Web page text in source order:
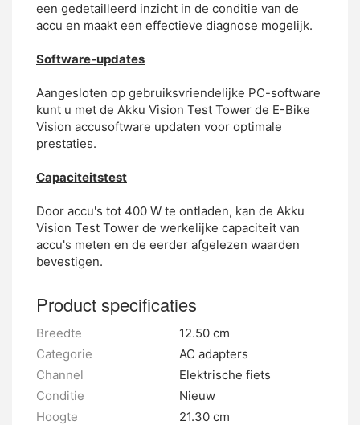
een gedetailleerd inzicht in de conditie van de
accu en maakt een effectieve diagnose mogelijk.
Software-updates
Aangesloten op gebruiksvriendelijke PC-software
kunt u met de Akku Vision Test Tower de E-Bike
Vision accusoftware updaten voor optimale
prestaties.
Capaciteitstest
Door accu's tot 400 W te ontladen, kan de Akku
Vision Test Tower de werkelijke capaciteit van
accu's meten en de eerder afgelezen waarden
bevestigen.
Product specificaties
Breedte
12.50 cm
Categorie
AC adapters
Channel
Elektrische fiets
Conditie
Nieuw
Hoogte
21.30 cm